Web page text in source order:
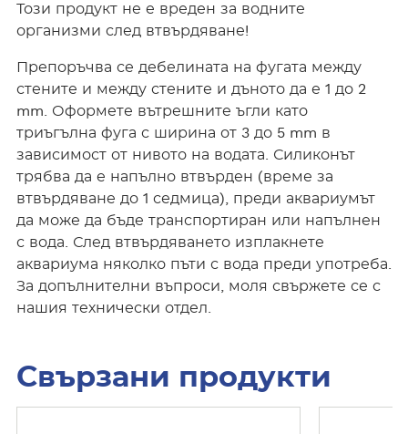
Този продукт не е вреден за водните
организми след втвърдяване!
Препоръчва се дебелината на фугата между
стените и между стените и дъното да е 1 до 2
mm. Оформете вътрешните ъгли като
триъгълна фуга с ширина от 3 до 5 mm в
зависимост от нивото на водата. Силиконът
трябва да е напълно втвърден (време за
втвърдяване до 1 седмица), преди аквариумът
да може да бъде транспортиран или напълнен
с вода. След втвърдяването изплакнете
аквариума няколко пъти с вода преди употреба.
За допълнителни въпроси, моля свържете се с
нашия технически отдел.
Свързани продукти